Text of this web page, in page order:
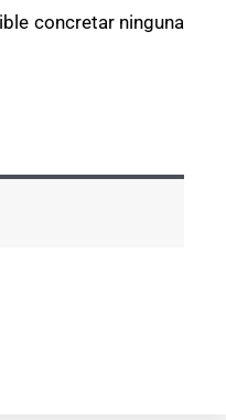
concretar ninguna